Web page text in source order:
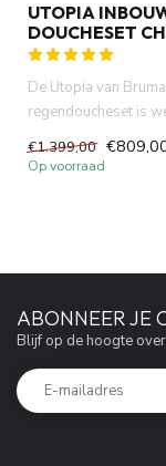
UTOPIA
DOUCHESET
De Utopia van Bruma
regendoucheset is
een unieke mixer die
maa...
€1.399,00
Op voorraad
ABONNEER JE
Blijf op de hoogte